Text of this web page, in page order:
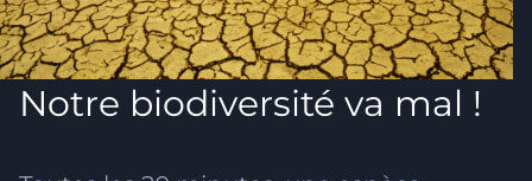
Notre biodiversité va mal !